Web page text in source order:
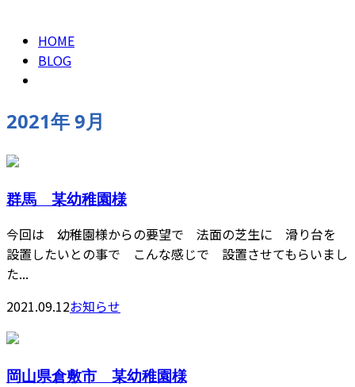
HOME
BLOG
2021年 9月
群馬 某幼稚園様
今回は 幼稚園様からの要望で 法面の芝生に 滑り台を
設置したいとの事で こんな感じで 設置させてもらいまし
た...
2021.09.12お知らせ
岡山県倉敷市 某幼稚園様